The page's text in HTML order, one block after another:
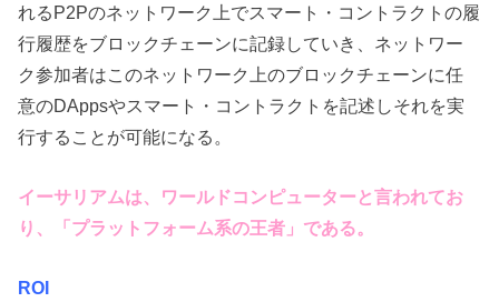
れるP2Pのネットワーク上でスマート・コントラクトの履
行履歴をブロックチェーンに記録していき、ネットワー
ク参加者はこのネットワーク上のブロックチェーンに任
意のDAppsやスマート・コントラクトを記述しそれを実
行することが可能になる。
イーサリアムは、ワールドコンピューターと言われてお
り、「プラットフォーム系の王者」である。
ROI